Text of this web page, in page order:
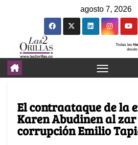
agosto 7, 2026
El contraataque de la
Karen Abudinen al
corrupción Emilio